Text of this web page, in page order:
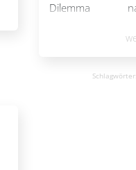
Dilemma
wird es
obligatorischen
Schlagwörter: